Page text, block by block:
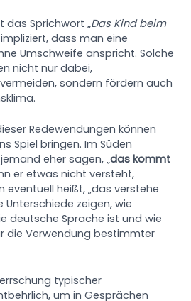
das Sprichwort „Das Kind beim
impliziert, dass man eine
Umschweife anspricht. Solche
nicht nur dabei,
sondern fördern auch
Redewendungen können
Spiel bringen. Im Süden
eher sagen, „das kommt
er etwas nicht versteht,
eventuell heißt, „das verstehe
Unterschiede zeigen, wie
deutsche Sprache ist und wie
die Verwendung bestimmter
typischer
um in Gesprächen